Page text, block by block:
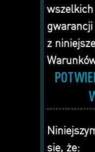
z
się, że: